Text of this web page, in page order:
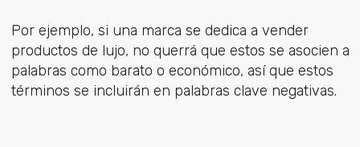
Por ejemplo, si una marca se dedica a vender
productos de lujo, no querrá que estos se asocien a
palabras como barato o económico, así que estos
términos se incluirán en palabras clave negativas.